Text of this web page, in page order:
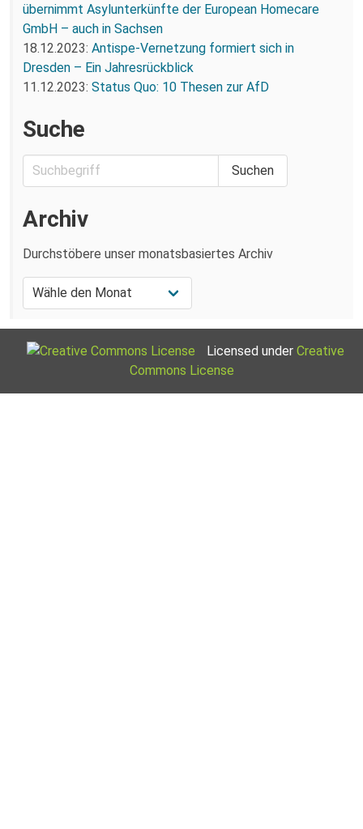
übernimmt Asylunterkünfte der European Homecare
GmbH – auch in Sachsen
18.12.2023: Antispe-Vernetzung formiert sich in
Dresden – Ein Jahresrückblick
11.12.2023: Status Quo: 10 Thesen zur AfD
Suche
Archiv
Durchstöbere unser monatsbasiertes Archiv
Licensed under Creative
Commons License